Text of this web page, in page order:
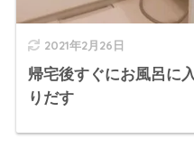
2021年2月26日
帰宅後すぐにお風呂に
りだす